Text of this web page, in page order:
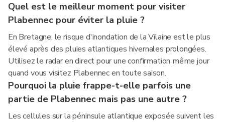
Quel est le meilleur moment pour visiter
Plabennec pour éviter la pluie ?
En Bretagne, le risque d'inondation de la Vilaine est le plus
élevé après des pluies atlantiques hivernales prolongées.
Utilisez le radar en direct pour une confirmation même jour
quand vous visitez Plabennec en toute saison.
Pourquoi la pluie frappe-t-elle parfois une
partie de Plabennec mais pas une autre ?
Les cellules sur la péninsule atlantique exposée suivent les